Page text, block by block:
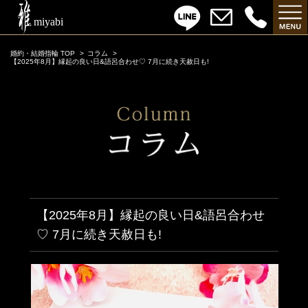
婚約・結婚指輪 TOP
コラム
【2025年8月】縁起の良い日&語呂合わせ♡ 7月に続き天赦日も!
【2025年8月】縁起の良い日&語呂合わせ
♡ 7月に続き天赦日も!